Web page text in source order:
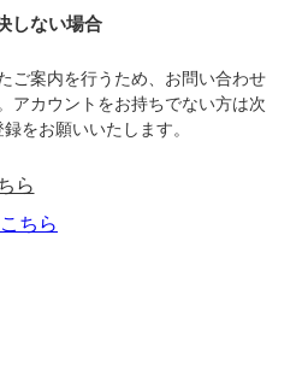
しない場合
ご案内を行うため、お問い合わせ
アカウントをお持ちでない方は次
をお願いいたします。
ら
ちら